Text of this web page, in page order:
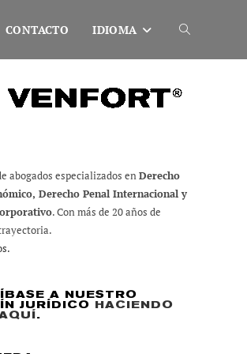
CONTACTO IDIOMA Alternar
búsqueda
abogados especializados enDerecho
Derecho Penal Internacional y
. Con más de 20 años de
A NUESTRO
JURÍDICO HACIENDO
.